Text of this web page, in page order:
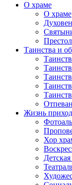
О храме
О храме
Престол
Таинства и
Жизнь
Хор